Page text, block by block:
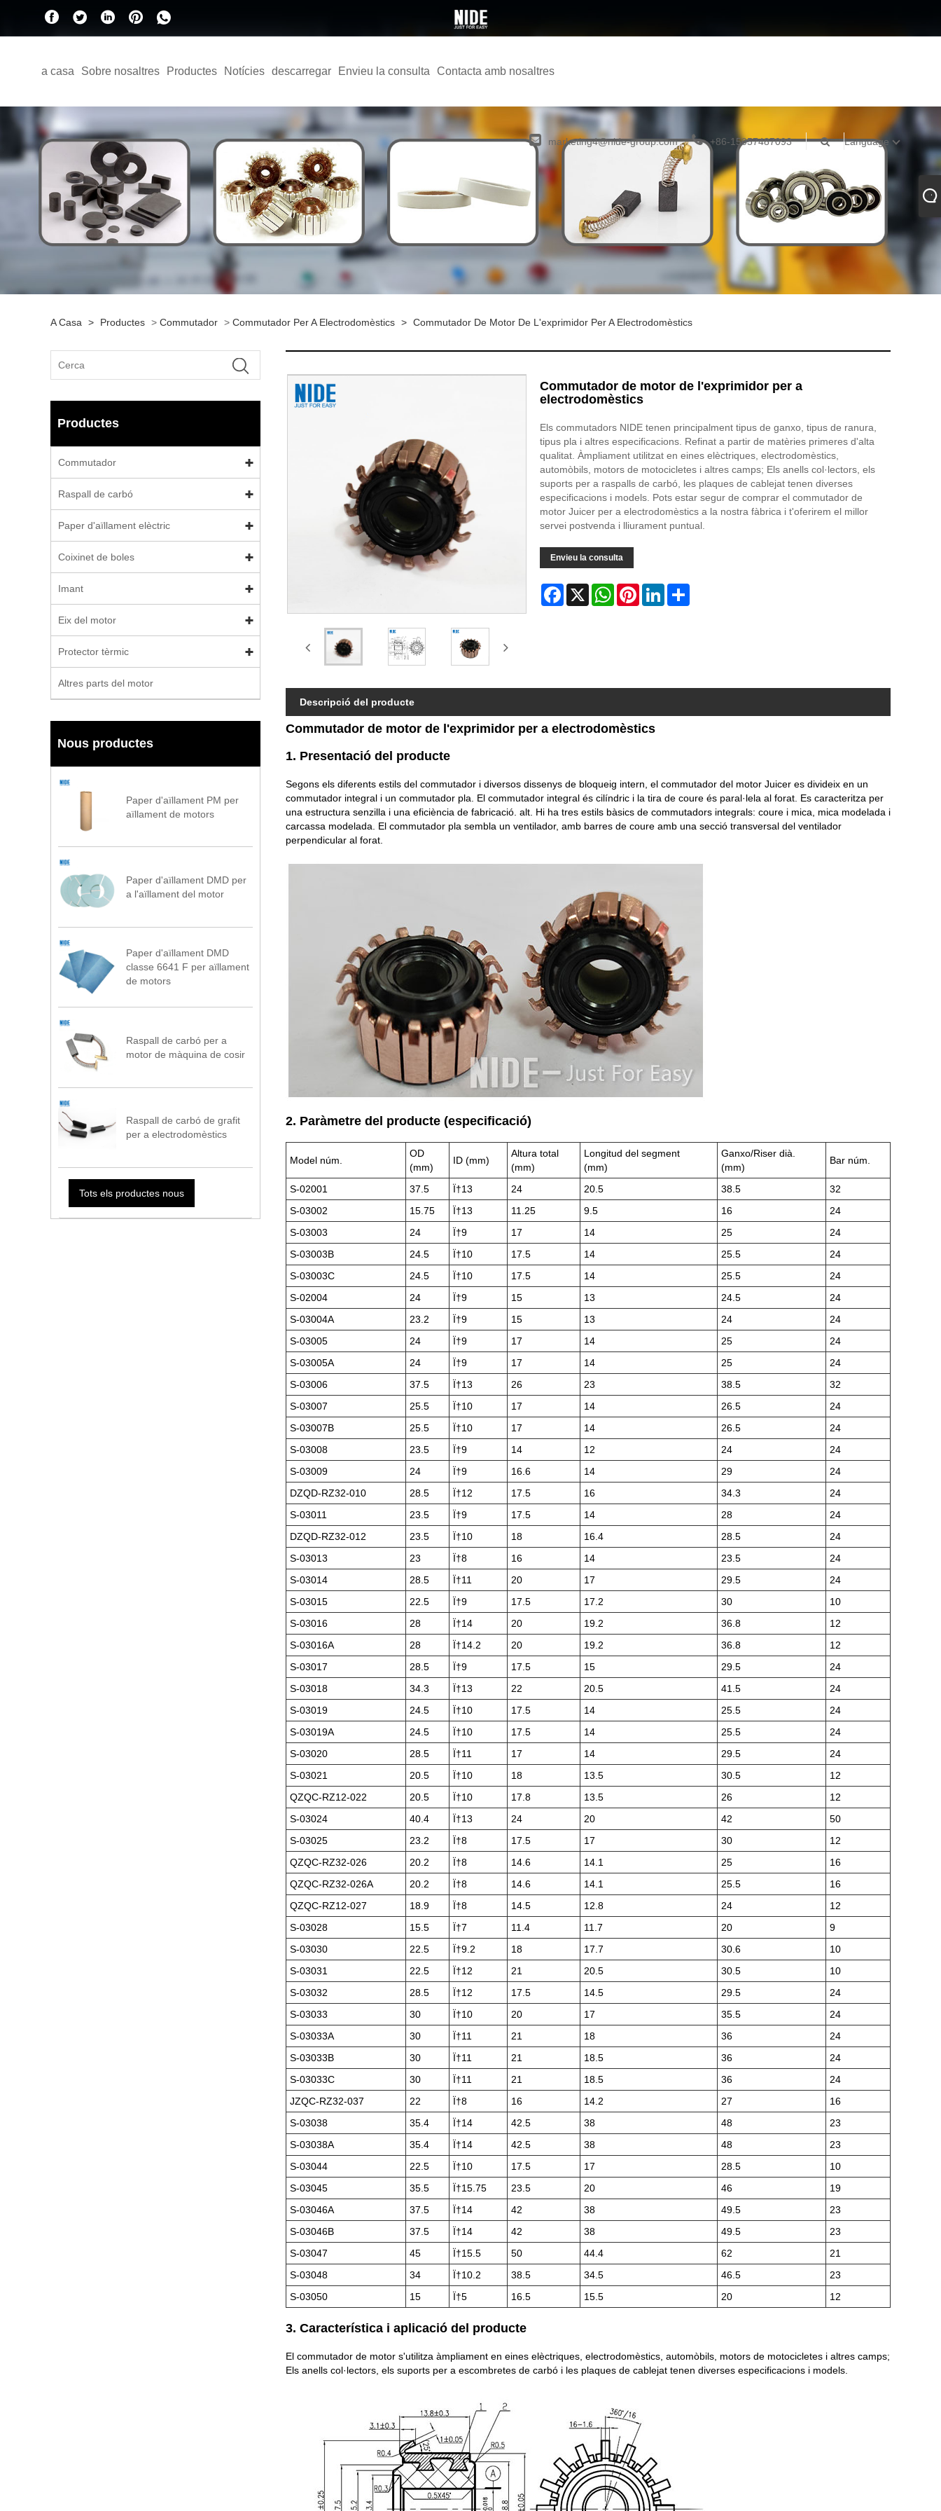
a casa Sobre nosaltres Productes Notícies descarregar Envieu la consulta Contacta amb nosaltres
marketing4@nide-group.com +86-15057487093 Language
A Casa > Productes > Commutador > Commutador Per A Electrodomèstics > Commutador De Motor De L'exprimidor Per A Electrodomèstics
Productes
Commutador
Raspall de carbó
Paper d'aïllament elèctric
Coixinet de boles
Imant
Eix del motor
Protector tèrmic
Altres parts del motor
Nous productes
Paper d'aïllament PM per
aïllament de motors
Paper d'aïllament DMD per
a l'aïllament del motor
Paper d'aïllament DMD
classe 6641 F per aïllament
de motors
Raspall de carbó per a
motor de màquina de cosir
Raspall de carbó de grafit
per a electrodomèstics
Tots els productes nous
Commutador de motor de l'exprimidor per a
electrodomèstics
Els commutadors NIDE tenen principalment tipus de ganxo, tipus de ranura,
tipus pla i altres especificacions. Refinat a partir de matèries primeres d'alta
qualitat. Àmpliament utilitzat en eines elèctriques, electrodomèstics,
automòbils, motors de motocicletes i altres camps; Els anells col·lectors, els
suports per a raspalls de carbó, les plaques de cablejat tenen diverses
especificacions i models. Pots estar segur de comprar el commutador de
motor Juicer per a electrodomèstics a la nostra fàbrica i t'oferirem el millor
servei postvenda i lliurament puntual.
Envieu la consulta
Facebook
X WhatsAppPinterestLinkedInShare
Descripció del producte
Commutador de motor de l'exprimidor per a electrodomèstics
1. Presentació del producte
Segons els diferents estils del commutador i diversos dissenys de bloqueig intern, el commutador del motor Juicer es divideix en un
commutador integral i un commutador pla. El commutador integral és cilíndric i la tira de coure és paral·lela al forat. Es caracteritza per
una estructura senzilla i una eficiència de fabricació. alt. Hi ha tres estils bàsics de commutadors integrals: coure i mica, mica modelada i
carcassa modelada. El commutador pla sembla un ventilador, amb barres de coure amb una secció transversal del ventilador
perpendicular al forat.
2. Paràmetre del producte (especificació)
Model núm.
OD
(mm)
ID (mm)
Altura total
(mm)
Longitud del segment
(mm)
Ganxo/Riser dià.
(mm)
Bar núm.
S-02001 37.5 Ï†13 24 20.5 38.5
32
S-03002
15.75 Ï†13 11.25 9.5 16
24
S-03003
24 Ï†9 17 14 25
24
S-03003B
24.5 Ï†10 17.5 14 25.5
24
S-03003C
24.5 Ï†10 17.5 14 25.5
24
S-02004
24 Ï†9 15 13 24.5
24
S-03004A
23.2 Ï†9 15 13 24
24
S-03005
24 Ï†9 17 14 25
24
S-03005A
24 Ï†9 17 14 25
24
S-03006
37.5 Ï†13 26 23 38.5
32
S-03007
25.5 Ï†10 17 14 26.5
24
S-03007B
25.5 Ï†10 17 14 26.5
24
S-03008
23.5 Ï†9 14 12 24
24
S-03009
24 Ï†9 16.6 14 29
24
DZQD-RZ32-010
28.5 Ï†12 17.5 16 34.3
24
S-03011
23.5 Ï†9 17.5 14 28
24
DZQD-RZ32-012
23.5 Ï†10 18 16.4 28.5
24
S-03013
23 Ï†8 16 14 23.5
24
S-03014
28.5 Ï†11 20 17 29.5
24
S-03015
22.5 Ï†9 17.5 17.2 30
10
S-03016
28 Ï†14 20 19.2 36.8
12
S-03016A
28 Ï†14.2 20 19.2 36.8
12
S-03017
28.5 Ï†9 17.5 15 29.5
24
S-03018
34.3 Ï†13 22 20.5 41.5
24
S-03019
24.5 Ï†10 17.5 14 25.5
24
S-03019A
24.5 Ï†10 17.5 14 25.5
24
S-03020
28.5 Ï†11 17 14 29.5
24
S-03021
20.5 Ï†10 18 13.5 30.5
12
QZQC-RZ12-022
20.5 Ï†10 17.8 13.5 26
12
S-03024
40.4 Ï†13 24 20 42
50
S-03025
23.2 Ï†8 17.5 17 30
12
QZQC-RZ32-026
20.2 Ï†8 14.6 14.1 25
16
QZQC-RZ32-026A
20.2 Ï†8 14.6 14.1 25.5
16
QZQC-RZ12-027
18.9 Ï†8 14.5 12.8 24
12
S-03028
15.5 Ï†7 11.4 11.7 20
9
S-03030
22.5 Ï†9.2 18 17.7 30.6
10
S-03031
22.5 Ï†12 21 20.5 30.5
10
S-03032
28.5 Ï†12 17.5 14.5 29.5
24
S-03033
30 Ï†10 20 17 35.5
24
S-03033A
30 Ï†11 21 18 36
24
S-03033B
30 Ï†11 21 18.5 36
24
S-03033C
30 Ï†11 21 18.5 36
24
JZQC-RZ32-037
22 Ï†8 16 14.2 27
16
S-03038
35.4 Ï†14 42.5 38 48
23
S-03038A
35.4 Ï†14 42.5 38 48
23
S-03044
22.5 Ï†10 17.5 17 28.5
10
S-03045
35.5 Ï†15.75 23.5 20 46
19
S-03046A
37.5 Ï†14 42 38 49.5
23
S-03046B
37.5 Ï†14 42 38 49.5
23
S-03047
45 Ï†15.5 50 44.4 62
21
S-03048
34 Ï†10.2 38.5 34.5 46.5
23
S-03050
15 Ï†5 16.5 15.5 20 12
3. Característica i aplicació del producte
El commutador de motor s'utilitza àmpliament en eines elèctriques, electrodomèstics, automòbils, motors de motocicletes i altres camps;
Els anells col·lectors, els suports per a escombretes de carbó i les plaques de cablejat tenen diverses especificacions i models.